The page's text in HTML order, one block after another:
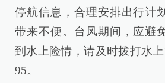
停航信息，合理安排出行计
带来不便。台风期间，应避
到水上险情，请及时拨打水
95。